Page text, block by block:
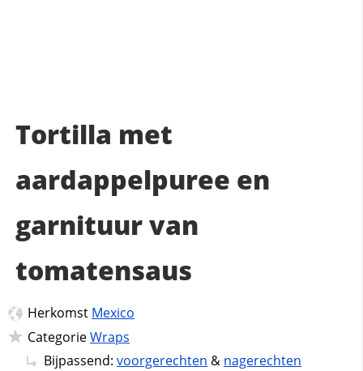
Tortilla met
aardappelpuree en
garnituur van
tomatensaus
Herkomst Mexico
CategorieWraps
Bijpassend: voorgerechten & nagerechten